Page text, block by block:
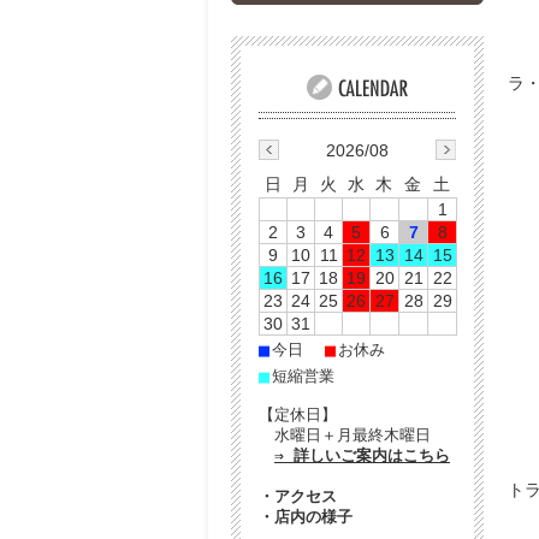
ラ
ト
2026/08
日
月 火 水 木 金
土
1
2
3 4 5 6 7
8
9
10 11 12 13 14 15
16 17 18 19 20 21
22
23 24 25 26 27 28
29
30 31
■今日 ■ お休み
■短縮営業
【定休日】
水曜日＋月最終木曜日
⇒ 詳しいご案内はこちら
・ アクセス
・ 店内の様子